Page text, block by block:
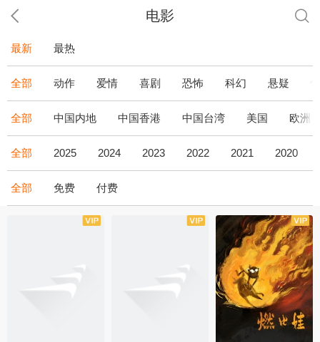
电影
最新 最热
全部 动作 爱情 喜剧 恐怖 科幻 悬疑
全部 中国内地 中国香港 中国台湾 美国 欧洲
全部 2025 2024 2023 2022 2021 2020
全部 免费 付费